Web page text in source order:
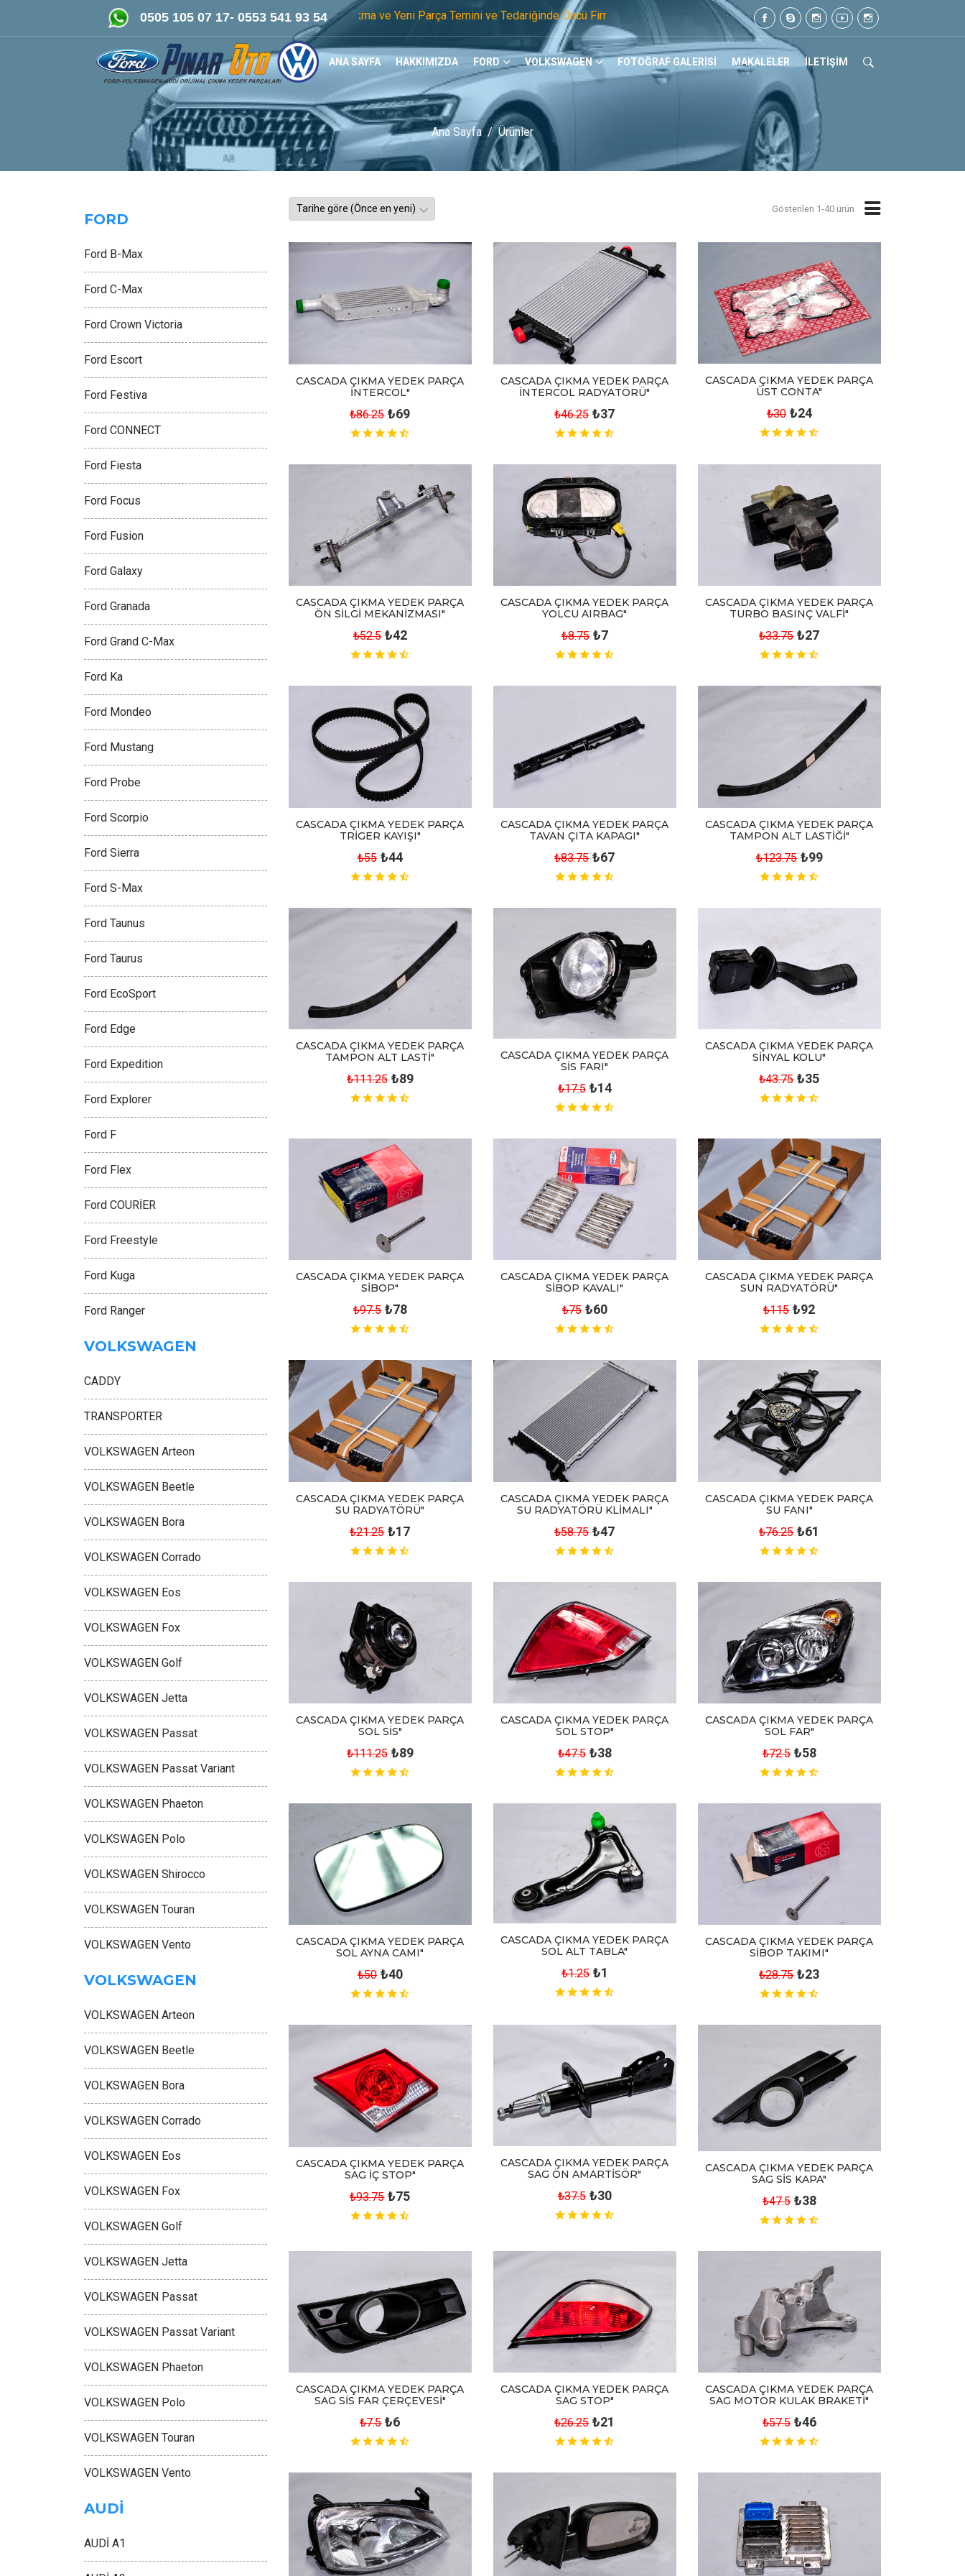
0505 105 07 17- 0553 541 93 54
FORD-VOLKSWAGEN- AUDİ Orijinal Çıkma ve Yeni Parça Temini ve Tedariğinde Öncü Firmayız. Tel: 0505 105 07 17
ANA SAYFA HAKKIMIZDA FORD VOLKSWAGEN FOTOĞRAF GALERİSİ MAKALELER İLETİŞİM
Ana Sayfa Ürünler
Gösterilen 1-40 ürün
CASCADA ÇIKMA YEDEK PARÇA
İNTERCOL"
₺86.25 ₺69
CASCADA ÇIKMA YEDEK PARÇA
İNTERCOL RADYATÖRÜ"
₺46.25 ₺37
CASCADA ÇIKMA YEDEK PARÇA
ÜST CONTA"
₺30 ₺24
CASCADA ÇIKMA YEDEK PARÇA
ÖN SİLGİ MEKANİZMASI"
₺52.5 ₺42
CASCADA ÇIKMA YEDEK PARÇA
YOLCU AIRBAG"
₺8.75 ₺7
CASCADA ÇIKMA YEDEK PARÇA
TURBO BASINÇ VALFİ"
₺33.75 ₺27
CASCADA ÇIKMA YEDEK PARÇA
TRİGER KAYIŞI"
₺55 ₺44
CASCADA ÇIKMA YEDEK PARÇA
TAVAN ÇITA KAPAGI"
₺83.75 ₺67
CASCADA ÇIKMA YEDEK PARÇA
TAMPON ALT LASTİĞİ"
₺123.75 ₺99
CASCADA ÇIKMA YEDEK PARÇA
TAMPON ALT LASTİ"
₺111.25 ₺89
CASCADA ÇIKMA YEDEK PARÇA
SİS FARI"
₺17.5 ₺14
CASCADA ÇIKMA YEDEK PARÇA
SİNYAL KOLU"
₺43.75 ₺35
CASCADA ÇIKMA YEDEK PARÇA
SİBOP"
₺97.5 ₺78
CASCADA ÇIKMA YEDEK PARÇA
SİBOP KAVALI"
₺75 ₺60
CASCADA ÇIKMA YEDEK PARÇA
SUN RADYATÖRÜ"
₺115 ₺92
CASCADA ÇIKMA YEDEK PARÇA
SU RADYATÖRÜ"
₺21.25 ₺17
CASCADA ÇIKMA YEDEK PARÇA
SU RADYATÖRÜ KLİMALI"
₺58.75 ₺47
CASCADA ÇIKMA YEDEK PARÇA
SU FANI"
₺76.25 ₺61
CASCADA ÇIKMA YEDEK PARÇA
SOL SİS"
₺111.25 ₺89
CASCADA ÇIKMA YEDEK PARÇA
SOL STOP"
₺47.5 ₺38
CASCADA ÇIKMA YEDEK PARÇA
SOL FAR"
₺72.5 ₺58
CASCADA ÇIKMA YEDEK PARÇA
SOL AYNA CAMI"
₺50 ₺40
CASCADA ÇIKMA YEDEK PARÇA
SOL ALT TABLA"
₺1.25 ₺1
CASCADA ÇIKMA YEDEK PARÇA
SİBOP TAKIMI"
₺28.75 ₺23
CASCADA ÇIKMA YEDEK PARÇA
SAG İÇ STOP"
₺93.75 ₺75
CASCADA ÇIKMA YEDEK PARÇA
SAG ÖN AMARTİSÖR"
₺37.5 ₺30
CASCADA ÇIKMA YEDEK PARÇA
SAG SİS KAPA"
₺47.5 ₺38
CASCADA ÇIKMA YEDEK PARÇA
SAG SİS FAR ÇERÇEVESİ"
₺7.5 ₺6
CASCADA ÇIKMA YEDEK PARÇA
SAG STOP"
₺26.25 ₺21
CASCADA ÇIKMA YEDEK PARÇA
SAG MOTOR KULAK BRAKETİ"
₺57.5 ₺46
FORD
Ford B-Max
Ford C-Max
Ford Crown Victoria
Ford Escort
Ford Festiva
Ford CONNECT
Ford Fiesta
Ford Focus
Ford Fusion
Ford Galaxy
Ford Granada
Ford Grand C-Max
Ford Ka
Ford Mondeo
Ford Mustang
Ford Probe
Ford Scorpio
Ford Sierra
Ford S-Max
Ford Taunus
Ford Taurus
Ford EcoSport
Ford Edge
Ford Expedition
Ford Explorer
Ford F
Ford Flex
Ford COURİER
Ford Freestyle
Ford Kuga
Ford Ranger
VOLKSWAGEN
CADDY
TRANSPORTER
VOLKSWAGEN Arteon
VOLKSWAGEN Beetle
VOLKSWAGEN Bora
VOLKSWAGEN Corrado
VOLKSWAGEN Eos
VOLKSWAGEN Fox
VOLKSWAGEN Golf
VOLKSWAGEN Jetta
VOLKSWAGEN Passat
VOLKSWAGEN Passat Variant
VOLKSWAGEN Phaeton
VOLKSWAGEN Polo
VOLKSWAGEN Shirocco
VOLKSWAGEN Touran
VOLKSWAGEN Vento
VOLKSWAGEN
VOLKSWAGEN Arteon
VOLKSWAGEN Beetle
VOLKSWAGEN Bora
VOLKSWAGEN Corrado
VOLKSWAGEN Eos
VOLKSWAGEN Fox
VOLKSWAGEN Golf
VOLKSWAGEN Jetta
VOLKSWAGEN Passat
VOLKSWAGEN Passat Variant
VOLKSWAGEN Phaeton
VOLKSWAGEN Polo
VOLKSWAGEN Touran
VOLKSWAGEN Vento
AUDİ
AUDİ A1